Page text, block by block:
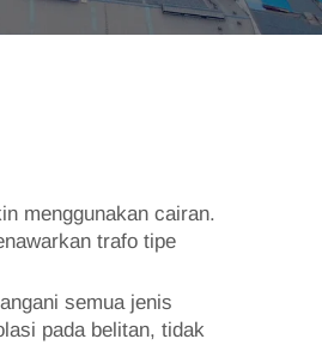
menggunakan cairan.
trafo tipe
semua jenis
pada belitan, tidak